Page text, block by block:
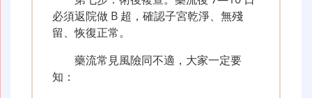
必須返院做 B 超，確認子宮乾淨、無殘
留、恢復正常。
藥流常見風險同不適，大家一定要
知：